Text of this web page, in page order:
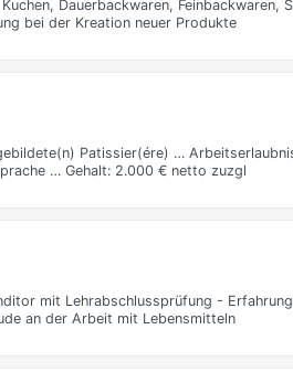
Dauerbackwaren,
bei der Kreation neuer Produkte
Patissier(ére) …
… Gehalt: 2.000 € netto zuzgl
mit Lehrabschlussprüfung -
an der Arbeit mit Lebensmitteln